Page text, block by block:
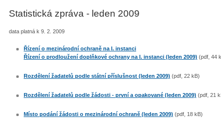
Statistická zpráva - leden 2009
data platná k 9. 2. 2009
Řízení o mezinárodní ochraně na I. instanci
Řízení o prodloužení doplňkové ochrany na I. instanci (leden 2009) (pdf, 44
Rozdělení žadatelů podle státní příslušnost (leden 2009) (pdf, 22 kB)
Rozdělení žadatelů podle žádosti - první a opakované (leden 2009) (pdf, 21
Místo podání žádosti o mezinárodní ochraně (leden 2009) (pdf, 18 kB)